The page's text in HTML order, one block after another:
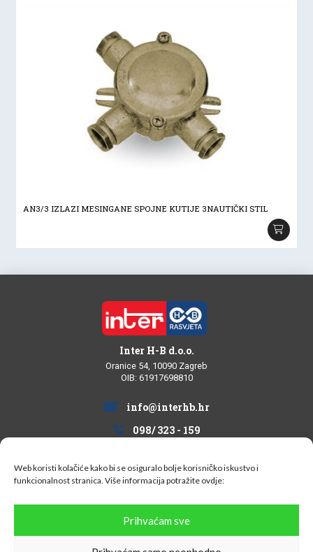
Web koristi kolačiće kako bi se osiguralo bolje korisničko iskustvo i
funkcionalnost stranica. Više informacija potražite ovdje:
Prihvaćam sve
AN3/3 IZLAZI MESINGANE SPOJNE KUTIJE 3NAUTIČKI STIL
Inter H-B d.o.o.
Oranice 54, 10090 Zagreb
OIB: 61917698810
info@interhb.hr
098/ 323 - 159